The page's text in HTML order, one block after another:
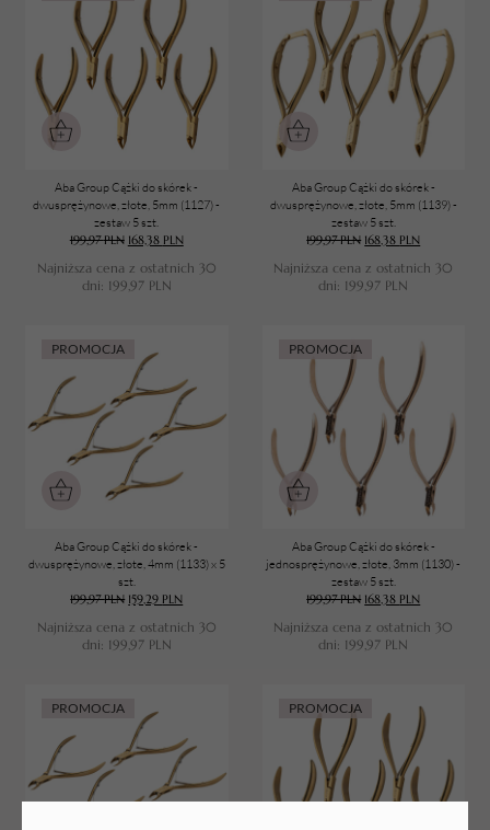
Aba Group Cążki do skórek -
dwusprężynowe, złote, 5mm (1127) -
zestaw 5 szt.
199,97PLN 168,38 PLN
Najniższa cena z ostatnich 30
dni: 199,97 PLN
Aba Group Cążki do skórek -
dwusprężynowe, złote, 5mm (1139) -
zestaw 5 szt.
199,97PLN 168,38 PLN
Najniższa cena z ostatnich 30
dni: 199,97 PLN
PROMOCJA
Aba Group Cążki do skórek -
dwusprężynowe, złote, 4mm (1133) x 5
szt.
199,97PLN 159,29 PLN
Najniższa cena z ostatnich 30
dni: 199,97 PLN
PROMOCJA
Aba Group Cążki do skórek -
jednosprężynowe, złote, 3mm (1130) -
zestaw 5 szt.
199,97PLN 168,38 PLN
Najniższa cena z ostatnich 30
dni: 199,97 PLN
PROMOCJA PROMOCJA